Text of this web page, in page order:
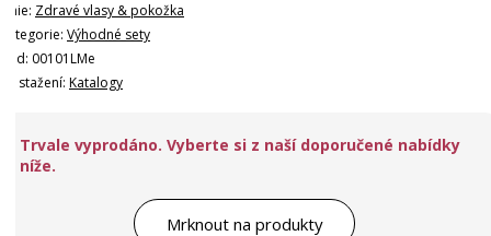
Linie: Zdravé vlasy & pokožka
Kategorie: Výhodné sety
Kód: 00101LMe
Ke stažení: Katalogy
Trvale vyprodáno. Vyberte si z naší doporučené nabídky
níže.
Mrknout na produkty